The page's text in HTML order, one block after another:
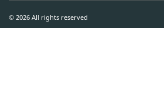
© 2026 All rights reserved